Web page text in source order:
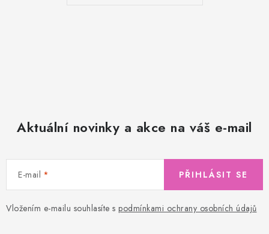
Aktuální novinky a akce na váš e-mail
E-mail
Vložením e-mailu souhlasíte s podmínkami ochrany osobních údajů
PŘIHLÁSIT SE